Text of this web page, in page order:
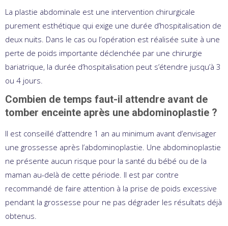
La plastie abdominale est une intervention chirurgicale
purement esthétique qui exige une durée d’hospitalisation de
deux nuits. Dans le cas ou l’opération est réalisée suite à une
perte de poids importante déclenchée par une chirurgie
bariatrique, la durée d’hospitalisation peut s’étendre jusqu’à 3
ou 4 jours.
Combien de temps faut-il attendre avant de
tomber enceinte après une abdominoplastie ?
Il est conseillé d’attendre 1 an au minimum avant d’envisager
une grossesse après l’abdominoplastie. Une abdominoplastie
ne présente aucun risque pour la santé du bébé ou de la
maman au-delà de cette période. Il est par contre
recommandé de faire attention à la prise de poids excessive
pendant la grossesse pour ne pas dégrader les résultats déjà
obtenus.